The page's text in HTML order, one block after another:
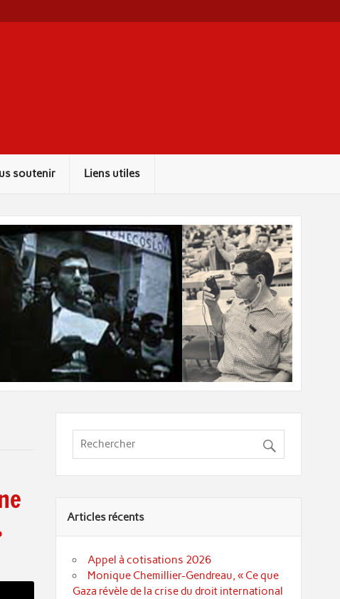
soutenir Liens utiles
Articles récents
Appel à cotisations 2026
Monique Chemillier-Gendreau, « Ce que
Gaza révèle de la crise du droit international